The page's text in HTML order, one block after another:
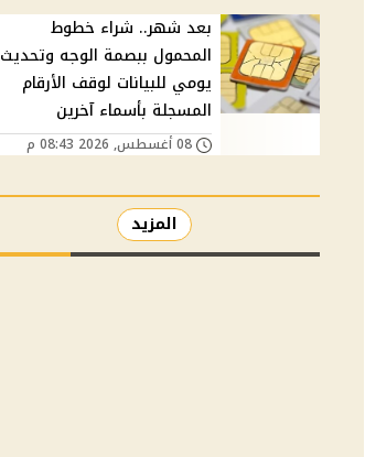
بعد شهر.. شراء خطوط
المحمول ببصمة الوجه وتحديث
يومي للبيانات لوقف الأرقام
المسجلة بأسماء آخرين
08 أغسطس, 2026 08:43 م
المزيد